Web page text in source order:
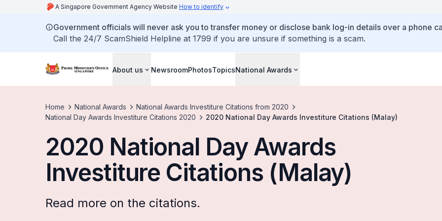
A Singapore Government Agency Website How to identify
Government officials will never ask you to transfer money or disclose bank log-in details over a phone
Call the 24/7 ScamShield Helpline at 1799 if you are unsure if something is a scam.
About us NewsroomPhotosTopicsNational Awards
Home National Awards
National Awards Investiture Citations from 2020
National Day Awards Investiture Citations 2020
2020 National Day Awards Investiture Citations (Malay)
2020 National Day Awards
Investiture Citations (Malay)
Read more on the citations.